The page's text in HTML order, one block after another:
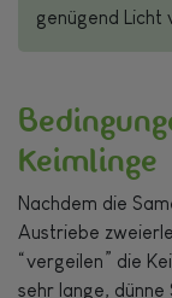
genügend Licht
Keimlinge
Nachdem die
Austriebe
“vergeilen” die
sehr lange, dünne